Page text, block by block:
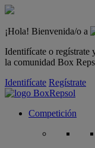
¡Hola! Bienvenida/o a
Identifícate o regístrate
la comunidad Box
Identifícate Regístrate
Competición